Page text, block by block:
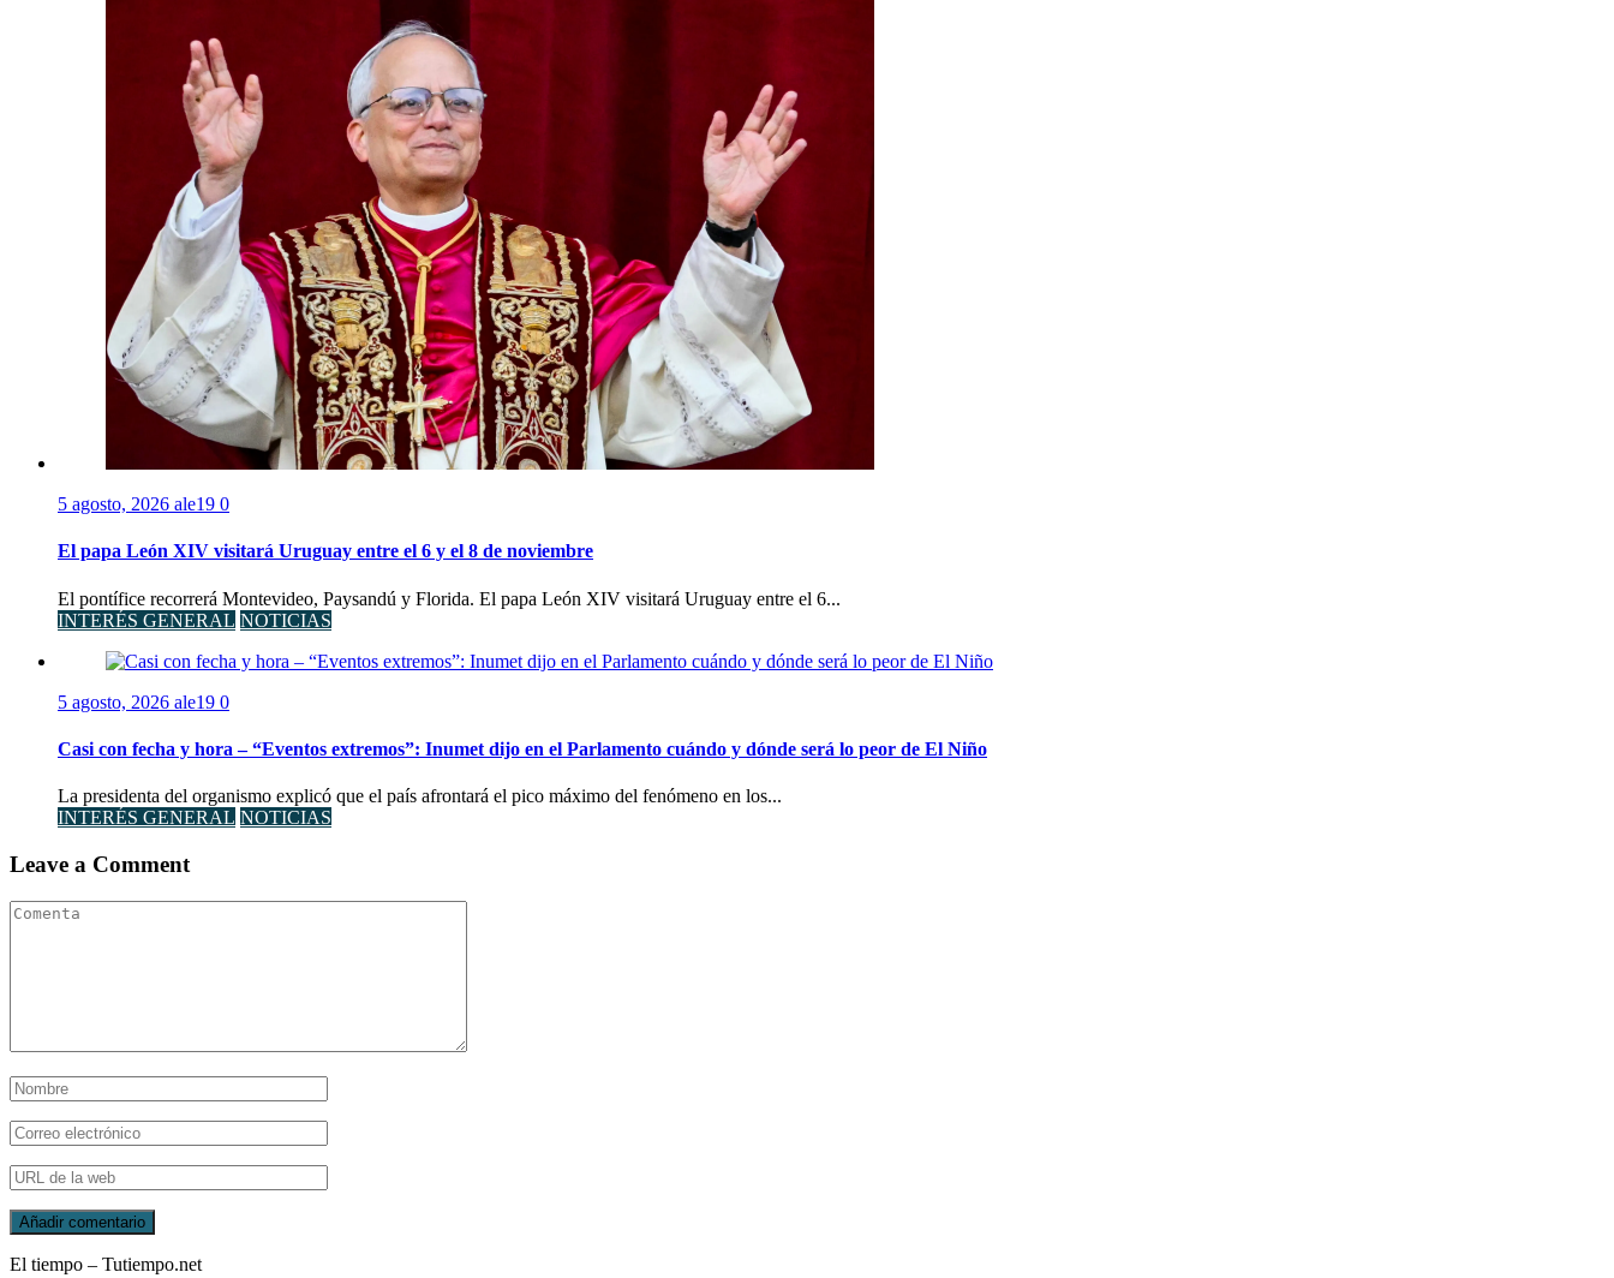
5 agosto, 2026 ale19 0
El papa León XIV visitará Uruguay entre el 6 y el 8 de noviembre
El pontífice recorrerá Montevideo, Paysandú y Florida. El papa León XIV visitará Uruguay entre el 6...
INTERÉS GENERAL NOTICIAS
5 agosto, 2026 ale19 0
Casi con fecha y hora – “Eventos extremos”: Inumet dijo en el Parlamento cuándo y dónde será lo peor de El Niño
La presidenta del organismo explicó que el país afrontará el pico máximo del fenómeno en los...
INTERÉS GENERAL NOTICIAS
Leave a Comment
El tiempo – Tutiempo.net